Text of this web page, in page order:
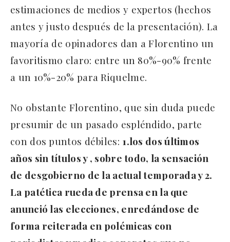
estimaciones de medios y expertos (hechos
antes y justo después de la presentación). La
mayoría de opinadores dan a Florentino un
favoritismo claro: entre un 80%-90% frente
a un 10%-20% para Riquelme.
No obstante Florentino, que sin duda puede
presumir de un pasado espléndido, parte
con dos puntos débiles: 1.los dos últimos
años sin títulos y , sobre todo, la sensación
de desgobierno de la actual temporada y 2.
La patética rueda de prensa en la que
anunció las elecciones, enredándose de
forma reiterada en polémicas con